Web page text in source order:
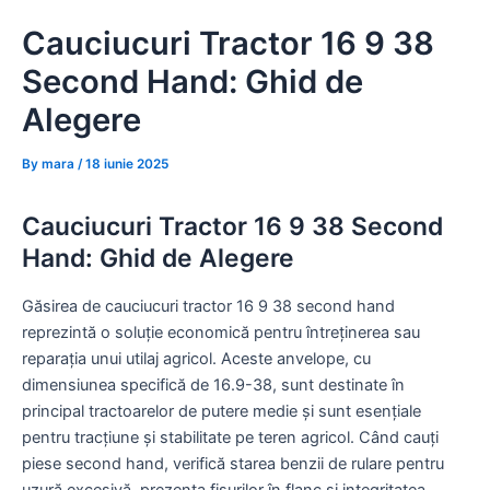
content
Cauciucuri Tractor 16 9 38
Second Hand: Ghid de
Alegere
By mara /18 iunie 2025
Cauciucuri Tractor 16 9 38 Second
Hand: Ghid de Alegere
Găsirea de cauciucuri tractor 16 9 38 second hand
reprezintă o soluție economică pentru întreținerea sau
reparația unui utilaj agricol. Aceste anvelope, cu
dimensiunea specifică de 16.9-38, sunt destinate în
principal tractoarelor de putere medie și sunt esențiale
pentru tracțiune și stabilitate pe teren agricol. Când cauți
piese second hand, verifică starea benzii de rulare pentru